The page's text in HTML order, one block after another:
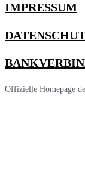
IMPRESSUM
Offizielle Homepage